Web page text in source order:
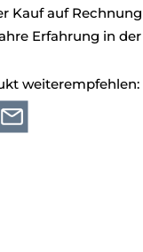
Kauf auf
Erfahrung in
weiterempfehlen: